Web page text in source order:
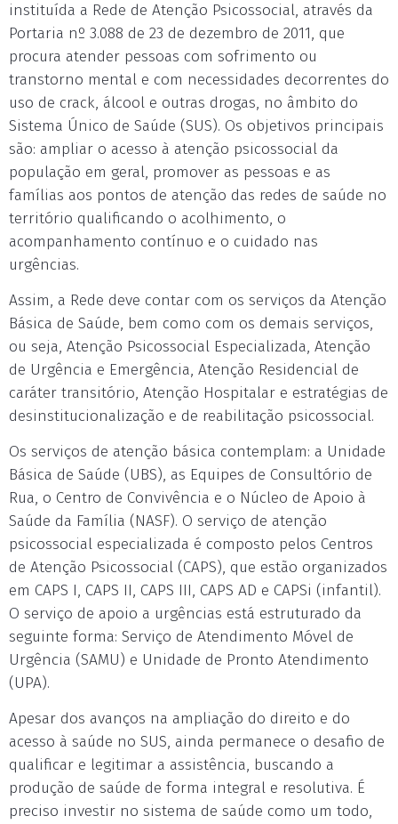
instituída a Rede de Atenção Psicossocial, através da
Portaria nº 3.088 de 23 de dezembro de 2011, que
procura atender pessoas com sofrimento ou
transtorno mental e com necessidades decorrentes do
uso de crack, álcool e outras drogas, no âmbito do
Sistema Único de Saúde (SUS). Os objetivos principais
são: ampliar o acesso à atenção psicossocial da
população em geral, promover as pessoas e as
famílias aos pontos de atenção das redes de saúde no
território qualificando o acolhimento, o
acompanhamento contínuo e o cuidado nas
urgências.
Assim, a Rede deve contar com os serviços da Atenção
Básica de Saúde, bem como com os demais serviços,
ou seja, Atenção Psicossocial Especializada, Atenção
de Urgência e Emergência, Atenção Residencial de
caráter transitório, Atenção Hospitalar e estratégias de
desinstitucionalização e de reabilitação psicossocial.
Os serviços de atenção básica contemplam: a Unidade
Básica de Saúde (UBS), as Equipes de Consultório de
Rua, o Centro de Convivência e o Núcleo de Apoio à
Saúde da Família (NASF). O serviço de atenção
psicossocial especializada é composto pelos Centros
de Atenção Psicossocial (CAPS), que estão organizados
em CAPS I, CAPS II, CAPS III, CAPS AD e CAPSi (infantil).
O serviço de apoio a urgências está estruturado da
seguinte forma: Serviço de Atendimento Móvel de
Urgência (SAMU) e Unidade de Pronto Atendimento
(UPA).
Apesar dos avanços na ampliação do direito e do
acesso à saúde no SUS, ainda permanece o desafio de
qualificar e legitimar a assistência, buscando a
produção de saúde de forma integral e resolutiva. É
preciso investir no sistema de saúde como um todo,